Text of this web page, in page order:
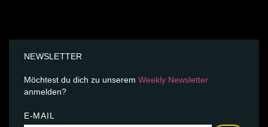
NEWSLETTER
Möchtest du dich zu unserem Weekly Newsletter
anmelden?
E-MAIL